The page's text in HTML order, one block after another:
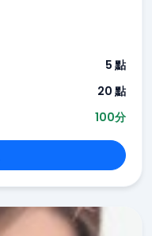
5 點
20 點
100分